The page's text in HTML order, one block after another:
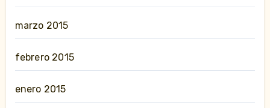
marzo 2015
febrero 2015
enero 2015